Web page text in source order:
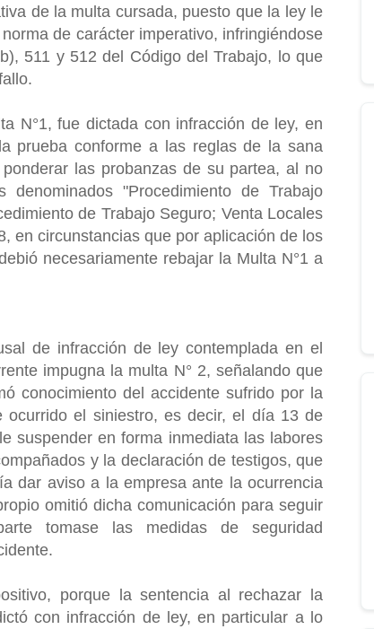
de la multa cursada, puesto que la ley le
de carácter imperativo, infringiéndose
511 y 512 del Código del Trabajo, lo que
N°1, fue dictada con infracción de ley, en
prueba conforme a las reglas de la sana
las probanzas de su partea, al no
"Procedimiento de Trabajo
de Trabajo Seguro; Venta Locales
en circunstancias que por aplicación de los
necesariamente rebajar la Multa N°1 a
de infracción de ley contemplada en el
impugna la multa N° 2, señalando que
conocimiento del accidente sufrido por la
el siniestro, es decir, el día 13 de
suspender en forma inmediata las labores
y la declaración de testigos, que
dar aviso a la empresa ante la ocurrencia
omitió dicha comunicación para seguir
tomase las medidas de seguridad
porque la sentencia al rechazar la
con infracción de ley, en particular a lo